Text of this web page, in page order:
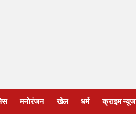
मनोरंजन खेल धर्म क्राइम न्यूज